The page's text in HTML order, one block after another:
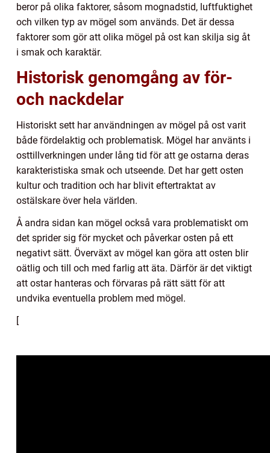
beror på olika faktorer, såsom mognadstid, luftfuktighet
och vilken typ av mögel som används. Det är dessa
faktorer som gör att olika mögel på ost kan skilja sig åt
i smak och karaktär.
Historisk genomgång av för-
och nackdelar
Historiskt sett har användningen av mögel på ost varit
både fördelaktig och problematisk. Mögel har använts i
osttillverkningen under lång tid för att ge ostarna deras
karakteristiska smak och utseende. Det har gett osten
kultur och tradition och har blivit eftertraktat av
ostälskare över hela världen.
Å andra sidan kan mögel också vara problematiskt om
det sprider sig för mycket och påverkar osten på ett
negativt sätt. Överväxt av mögel kan göra att osten blir
oätlig och till och med farlig att äta. Därför är det viktigt
att ostar hanteras och förvaras på rätt sätt för att
undvika eventuella problem med mögel.
[